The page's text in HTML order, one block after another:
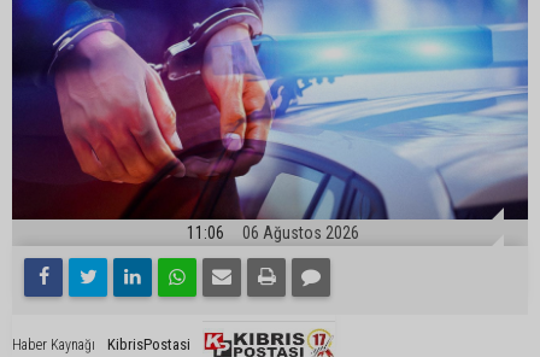
11:06 06 Ağustos 2026
Haber Kaynağı KibrisPostasi